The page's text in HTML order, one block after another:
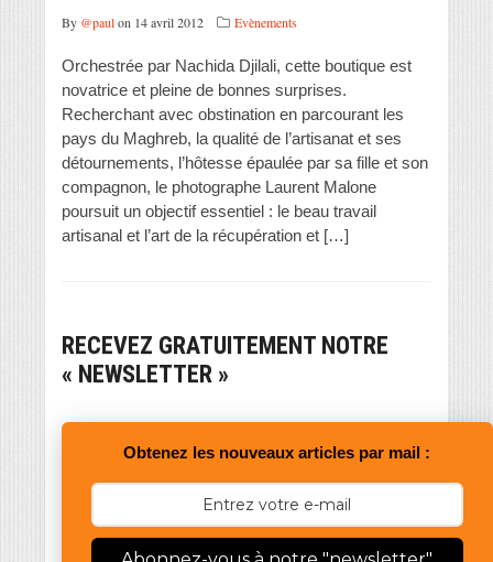
By @paulon 14 avril 2012 Evènements
Orchestrée par Nachida Djilali, cette boutique est
novatrice et pleine de bonnes surprises.
Recherchant avec obstination en parcourant les
pays du Maghreb, la qualité de l’artisanat et ses
détournements, l’hôtesse épaulée par sa fille et son
compagnon, le photographe Laurent Malone
poursuit un objectif essentiel : le beau travail
artisanal et l’art de la récupération et […]
RECEVEZ GRATUITEMENT NOTRE
« NEWSLETTER »
Obtenez les nouveaux articles par mail :